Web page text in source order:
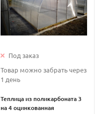
Под заказ
Товар можно забрать через
1 день
Теплица из поликарбоната 3
на 4 оцинкованная